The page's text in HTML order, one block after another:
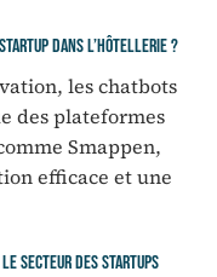
dans l’hôtellerie ?
les chatbots
des plateformes
Smappen,
efficace et une
secteur des startups